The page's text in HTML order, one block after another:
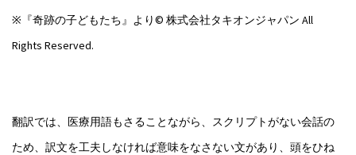
※『奇跡の子どもたち』より© 株式会社タキオンジャパン All
Rights Reserved.
翻訳では、医療用語もさることながら、スクリプトがない会話の
ため、訳文を工夫しなければ意味をなさない文があり、頭をひね